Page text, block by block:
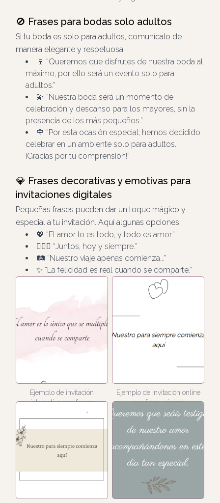
🚫 Frases para bodas solo adultos
Si tu boda es solo para adultos, comunícalo de
manera elegante y respetuosa:
🍷
Queremos que disfrutes de nuestra boda al
máximo, por ello será un evento solo para
adultos.
💫
Nuestra boda será un momento de
celebración y descanso para los mayores, sin la
presencia de los más pequeños.
🌹
Por esta ocasión especial, hemos decidido
celebrar en un ambiente solo para adultos.
¡Gracias por tu comprensión!
💎 Frases decorativas y emotivas para
invitaciones digitales
Pequeñas frases pueden dar un toque mágico y
especial a tu invitación. Aquí algunas opciones:
💖
El amor lo es todo, y todo es amor.
👩‍❤️‍👨 Juntos, hoy y siempre.
🛤️ Nuestro viaje apenas comienza...
✨ La felicidad es real cuando se comparte.
Ejemplo de invitación
interactiva con frases
Ejemplo de invitación online
con frase original